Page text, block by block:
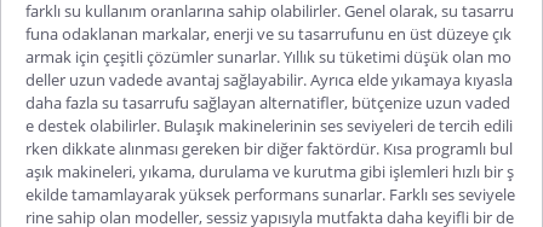
farklı su kullanım oranlarına sahip olabilirler. Genel olarak, su tasarru
funa odaklanan markalar, enerji ve su tasarrufunu en üst düzeye çık
armak için çeşitli çözümler sunarlar. Yıllık su tüketimi düşük olan mo
deller uzun vadede avantaj sağlayabilir. Ayrıca elde yıkamaya kıyasla
daha fazla su tasarrufu sağlayan alternatifler, bütçenize uzun vaded
e destek olabilirler. Bulaşık makinelerinin ses seviyeleri de tercih edili
rken dikkate alınması gereken bir diğer faktördür. Kısa programlı bul
aşık makineleri, yıkama, durulama ve kurutma gibi işlemleri hızlı bir ş
ekilde tamamlayarak yüksek performans sunarlar. Farklı ses seviyele
rine sahip olan modeller, sessiz yapısıyla mutfakta daha keyifli bir de